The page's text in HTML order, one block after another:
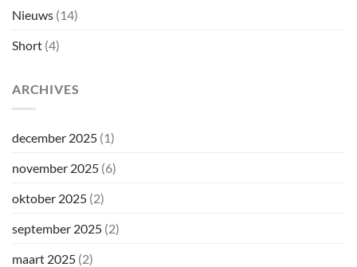
Nieuws (14)
Short (4)
ARCHIVES
december 2025 (1)
november 2025 (6)
oktober 2025 (2)
september 2025 (2)
maart 2025 (2)